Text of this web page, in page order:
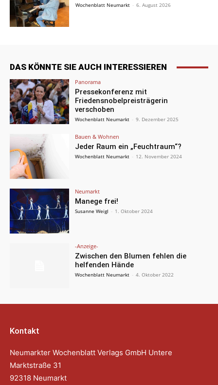
Wochenblatt Neumarkt - 6. August 2026
DAS KÖNNTE SIE AUCH INTERESSIEREN
Panorama
Pressekonferenz mit
Friedensnobelpreisträgerin
verschoben
Wochenblatt Neumarkt - 9. Dezember 2025
Bauen & Wohnen
Jeder Raum ein „Feuchtraum“?
Wochenblatt Neumarkt - 12. November 2024
Neumarkt
Manege frei!
Susanne Weigl - 1. Oktober 2024
-Anzeige-
Zwischen den Blumen fehlen die
helfenden Hände
Wochenblatt Neumarkt - 4. Oktober 2022
Kontakt
Neumarkter Wochenblatt Verlags GmbH Untere
Marktstraße 31
92318 Neumarkt